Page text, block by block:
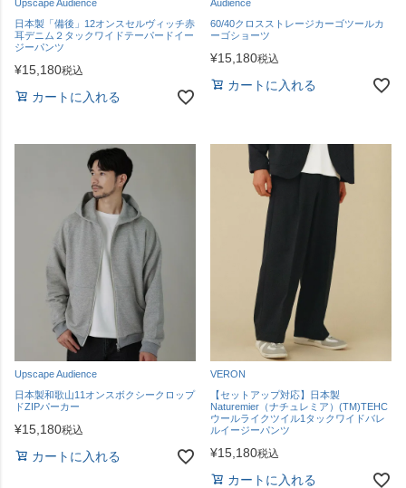
Upscape Audience
日本製「備後」12オンスセルヴィッチ赤
耳デニム２タックワイドテーパードイー
ジーパンツ
¥15,180税込
カートに入れる
Audience
60/40クロスストレージカーゴツールカ
ーゴショーツ
¥15,180税込
カートに入れる
Upscape Audience
日本製和歌山11オンスボクシークロップ
ドZIPパーカー
¥15,180税込
カートに入れる
VERON
【セットアップ対応】日本製
Naturemier（ナチュレミア）(TM)TEHC
ウールライクツイル1タックワイドバレ
ルイージーパンツ
¥15,180税込
カートに入れる